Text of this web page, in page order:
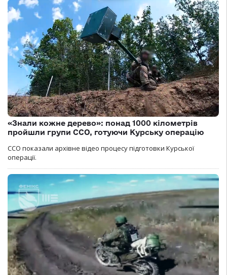
«Знали кожне дерево»: понад 1000 кілометрів
пройшли групи ССО, готуючи Курську операцію
ССО показали архівне відео процесу підготовки Курської
операції.